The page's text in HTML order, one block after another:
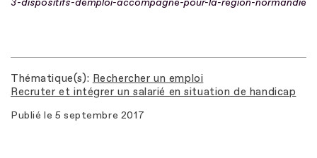
Thématique(s) Rechercher un emploi
Recruter et intégrer un salarié en situation de handicap
Publié le 5 septembre 2017